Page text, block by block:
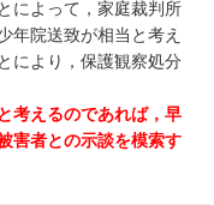
によって，家庭裁判所
年院送致が相当と考え
により，保護観察処分
考えるのであれば，早
害者との示談を模索す